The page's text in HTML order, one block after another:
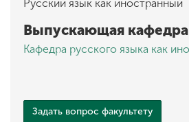
Русский язык как иностранный
Выпускающая кафедра
Кафедра русского языка как
Задать вопрос факультету